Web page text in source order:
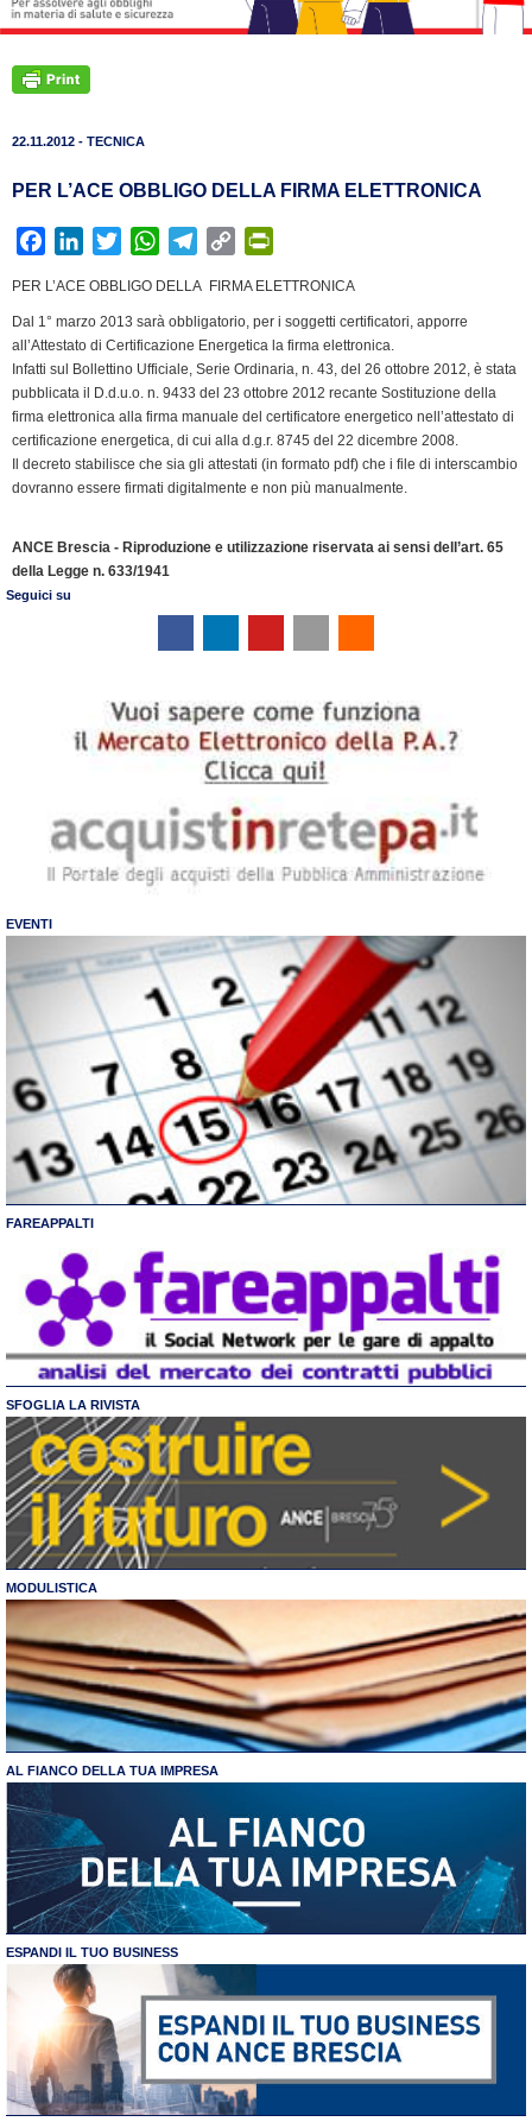
22.11.2012 - TECNICA
PER L’ACE OBBLIGO DELLA FIRMA ELETTRONICA
c
e
b
o
o
k
n
k
e
d
I
n
i
t
t
r
W
a
t
s
A
p
p
l
e
g
a
m
C
p
y
L
i
n
k
i
n
t
r
i
e
n
l
PER L’ACE OBBLIGO DELLA FIRMA ELETTRONICA
Dal 1° marzo 2013 sarà obbligatorio, per i soggetti certificatori, apporre
all’Attestato di Certificazione Energetica la firma elettronica.
Infatti sul Bollettino Ufficiale, Serie Ordinaria, n. 43, del 26 ottobre 2012, è stata
pubblicata il D.d.u.o. n. 9433 del 23 ottobre 2012 recante Sostituzione della
firma elettronica alla firma manuale del certificatore energetico nell’attestato di
certificazione energetica, di cui alla d.g.r. 8745 del 22 dicembre 2008.
Il decreto stabilisce che sia gli attestati (in formato pdf) che i file di interscambio
dovranno essere firmati digitalmente e non più manualmente.
ANCE Brescia - Riproduzione e utilizzazione riservata ai sensi dell’art. 65
della Legge n. 633/1941
Seguici su
EVENTI
FAREAPPALTI
SFOGLIA LA RIVISTA
MODULISTICA
AL FIANCO DELLA TUA IMPRESA
ESPANDI IL TUO BUSINESS